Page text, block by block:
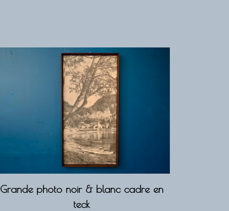
Grande photo noir & blanc cadre en
teck